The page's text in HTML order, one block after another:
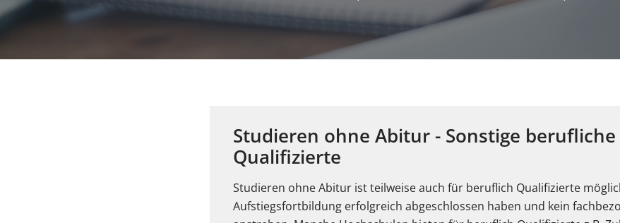
Studieren ohne Abitur - Sonstige berufliche
Qualifizierte
Studieren ohne Abitur ist teilweise auch für beruflich Qualifizierte
Aufstiegsfortbildung erfolgreich abgeschlossen haben und kein